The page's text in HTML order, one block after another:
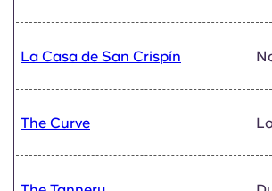
La Casa de San Crispín
The Curve